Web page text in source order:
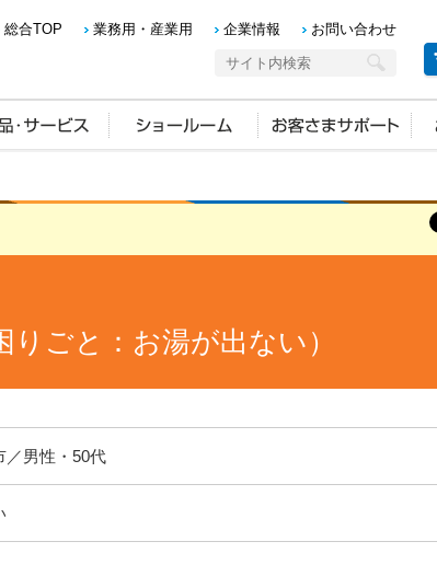
総合TOP 業務用・産業用 企業情報 お問い合わせ
りごと：お湯が出ない）
／男性・50代